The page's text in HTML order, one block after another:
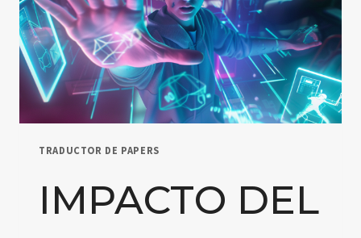
INGLÉS
A
TRAVÉS
DEL
APRENDIZAJE
MÓVIL
TRADUCTOR DE PAPERS
IMPACTO DEL